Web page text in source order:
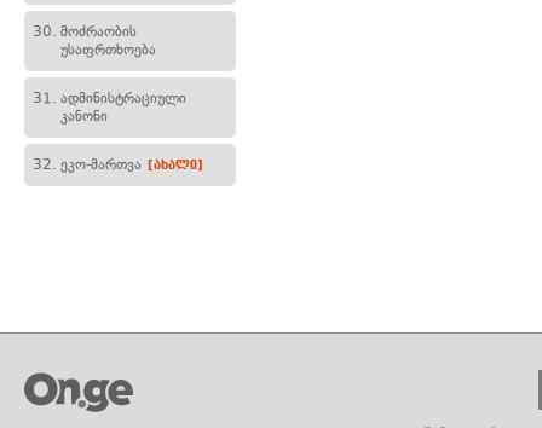
30. მოძრაობის
უსაფრთხოება
31. ადმინისტრაციული
კანონი
32. ეკო-მართვა [ახალი]